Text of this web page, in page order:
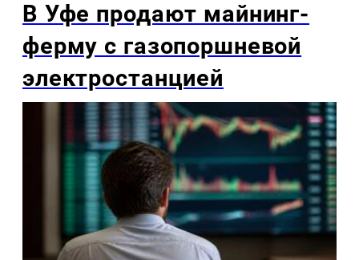
В Уфе продают майнинг-
ферму с газопоршневой
электростанцией